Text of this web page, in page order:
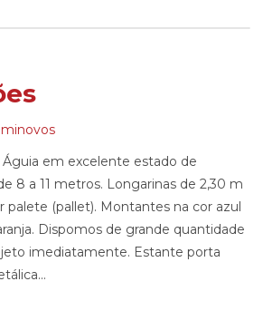
em excelente estado de
8 a 11 metros. Longarinas de 2,30 m
palete (pallet). Montantes na cor azul
Dispomos de grande quantidade
imediatamente. Estante porta